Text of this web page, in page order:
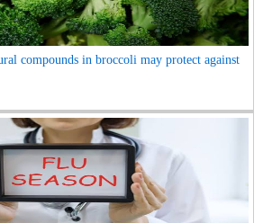
compounds in broccoli may protect against